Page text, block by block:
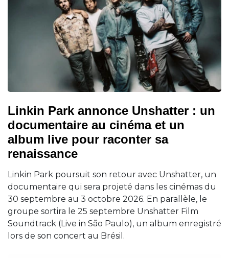
Linkin Park annonce Unshatter : un
documentaire au cinéma et un
album live pour raconter sa
renaissance
Linkin Park poursuit son retour avec Unshatter, un
documentaire qui sera projeté dans les cinémas du
30 septembre au 3 octobre 2026. En parallèle, le
groupe sortira le 25 septembre Unshatter Film
Soundtrack (Live in São Paulo), un album enregistré
lors de son concert au Brésil.